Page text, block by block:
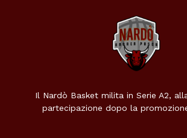
Il Nardò Basket milita in Serie A2,
partecipazione dopo la